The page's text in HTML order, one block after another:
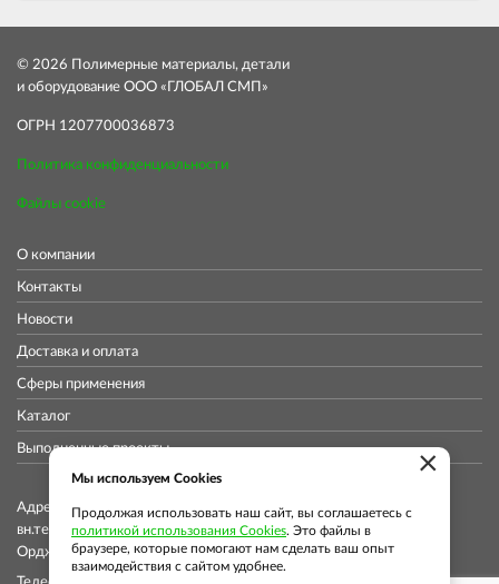
© 2026 Полимерные материалы, детали
и оборудование ООО «ГЛОБАЛ СМП»
ОГРН 1207700036873
Политика конфиденциальности
Файлы cookie
О компании
Контакты
Новости
Доставка и оплата
Сферы применения
Каталог
Выполненные проекты
Адрес коммерческого отдела: 115419, Город Москва,
вн.тер.г. муниципальный округ Донской, ул
Орджоникидзе, д. 11, стр. 11, помещ. 12/5
×
Мы используем Cookies
Продолжая использовать наш сайт, вы соглашаетесь с
политикой использования Cookies. Это файлы в
браузере, которые помогают нам сделать ваш опыт
взаимодействия с сайтом удобнее.